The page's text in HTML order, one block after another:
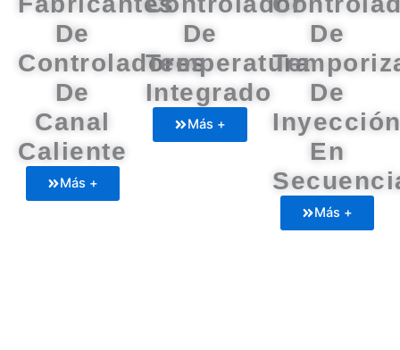
De
Controladores
De
Canal
Caliente
Más +
De
Temperatura
Integrado
Más +
De
De
En
Más +